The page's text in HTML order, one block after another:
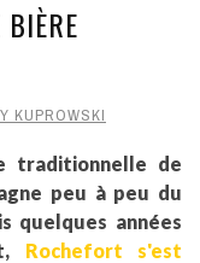
KUPROWSKI
traditionnelle de
peu à peu du
quelques années
Rochefort s'est